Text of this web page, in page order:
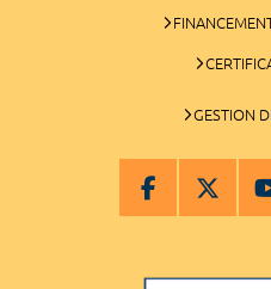
GESTION